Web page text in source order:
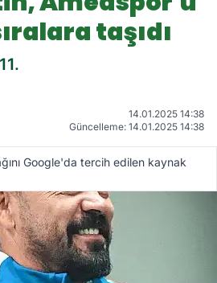
taşıdı
14.01.2025 14:38
Güncelleme: 14.01.2025 14:38
Google'da tercih edilen kaynak